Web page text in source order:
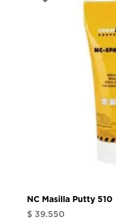
NC Masilla Putty 510
$ 39.550